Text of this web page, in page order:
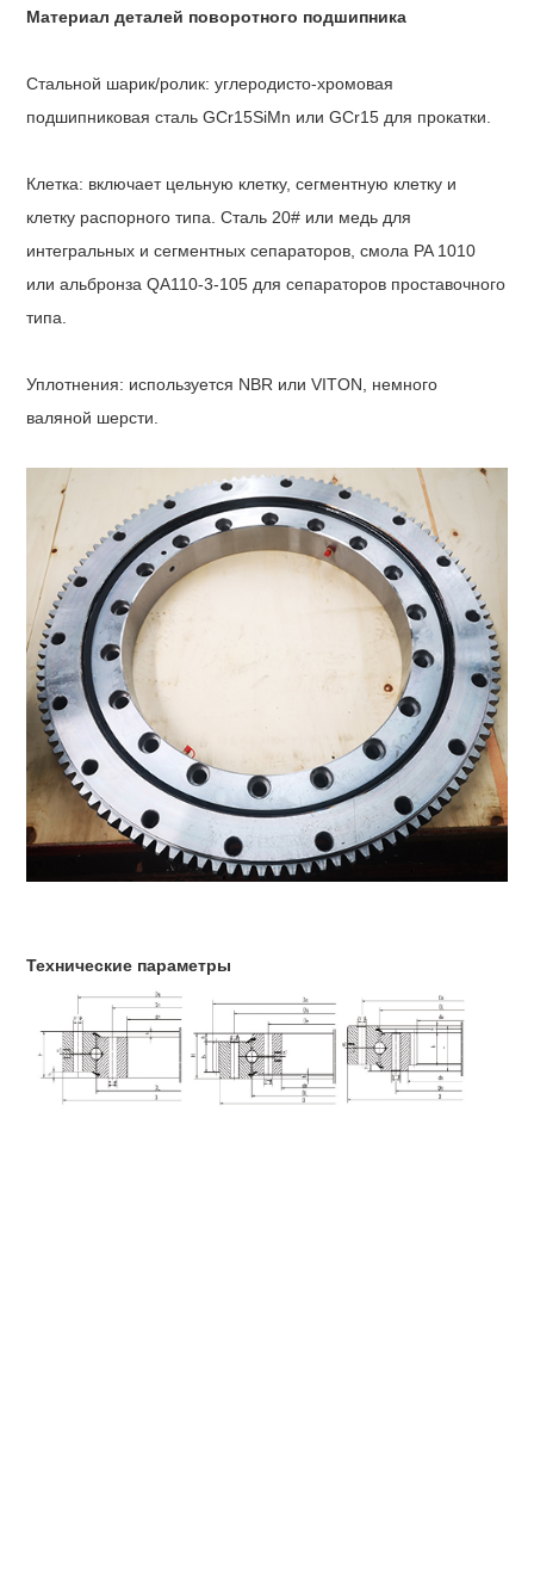
Материал деталей поворотного подшипника
Стальной шарик/ролик: углеродисто-хромовая
подшипниковая сталь GCr15SiMn или GCr15 для прокатки.
Клетка: включает цельную клетку, сегментную клетку и
клетку распорного типа. Сталь 20# или медь для
интегральных и сегментных сепараторов, смола PA 1010
или альбронза QA110-3-105 для сепараторов проставочного
типа.
Уплотнения: используется NBR или VITON, немного
валяной шерсти.
Технические параметры